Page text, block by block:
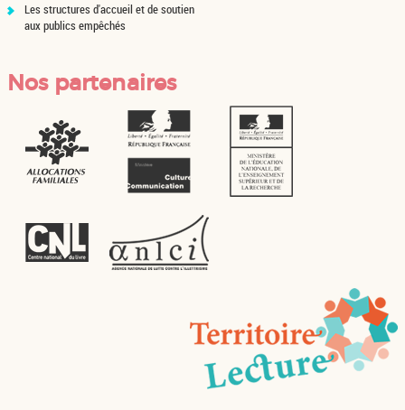
Les structures d'accueil et de soutien
aux publics empêchés
Nos partenaires